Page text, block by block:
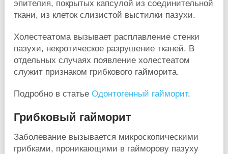
эпителия, покрытых капсулой из соединительной
ткани, из клеток слизистой выстилки пазухи.
Холестеатома вызывает расплавление стенки
пазухи, некротическое разрушение тканей. В
отдельных случаях появление холестеатом
служит признаком грибкового гайморита.
Подробно в статье Одонтогенный гайморит.
Грибковый гайморит
Заболевание вызывается микроскопическими
грибками, проникающими в гайморову пазуху